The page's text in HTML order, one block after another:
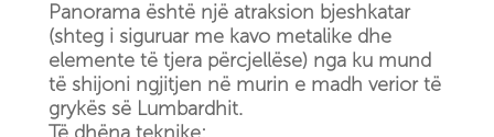
Panorama është një atraksion bjeshkatar
(shteg i siguruar me kavo metalike dhe
elemente të tjera përcjellëse) nga ku mund
të shijoni ngjitjen në murin e madh verior të
grykës së Lumbardhit.